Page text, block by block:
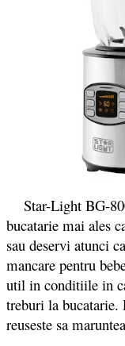
Star-Light BG-
bucatarie mai ales
sau deservi atunci
mancare pentru
util in conditiile in
treburi la bucatarie.
reuseste sa